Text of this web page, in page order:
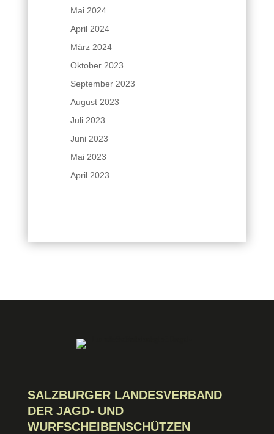
Mai 2024
April 2024
März 2024
Oktober 2023
September 2023
August 2023
Juli 2023
Juni 2023
Mai 2023
April 2023
SALZBURGER LANDESVERBAND
DER JAGD- UND
WURFSCHEIBENSCHÜTZEN